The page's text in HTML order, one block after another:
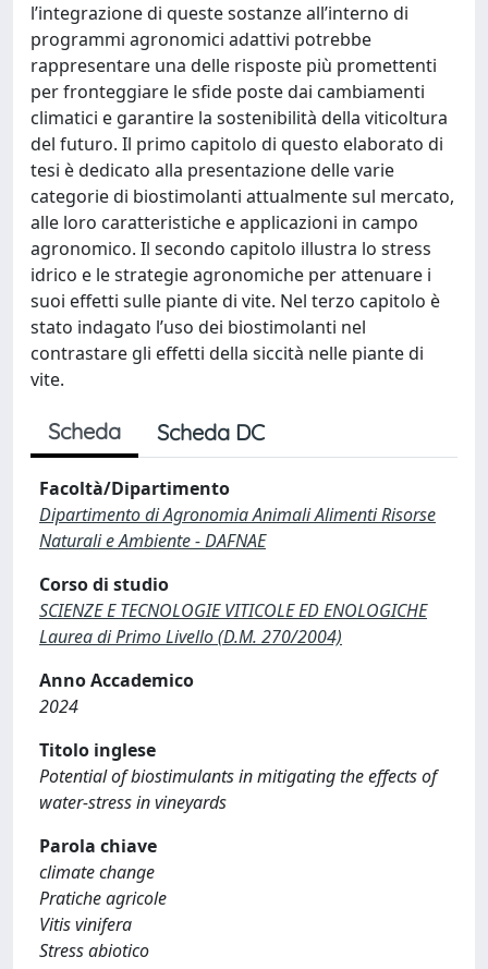
l’integrazione di queste sostanze all’interno di
programmi agronomici adattivi potrebbe
rappresentare una delle risposte più promettenti
per fronteggiare le sfide poste dai cambiamenti
climatici e garantire la sostenibilità della viticoltura
del futuro. Il primo capitolo di questo elaborato di
tesi è dedicato alla presentazione delle varie
categorie di biostimolanti attualmente sul mercato,
alle loro caratteristiche e applicazioni in campo
agronomico. Il secondo capitolo illustra lo stress
idrico e le strategie agronomiche per attenuare i
suoi effetti sulle piante di vite. Nel terzo capitolo è
stato indagato l’uso dei biostimolanti nel
contrastare gli effetti della siccità nelle piante di
vite.
Scheda Scheda DC
Facoltà/Dipartimento
Dipartimento di Agronomia Animali Alimenti Risorse
Naturali e Ambiente - DAFNAE
Corso di studio
SCIENZE E TECNOLOGIE VITICOLE ED ENOLOGICHE
Laurea di Primo Livello (D.M. 270/2004)
Anno Accademico
2024
Titolo inglese
Potential of biostimulants in mitigating the effects of
water-stress in vineyards
Parola chiave
climate change
Pratiche agricole
Vitis vinifera
Stress abiotico